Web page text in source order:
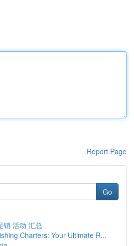
Report Page
Go
销 活动 汇总
Charters: Your Ultimate R...